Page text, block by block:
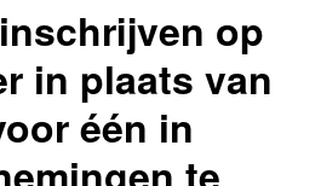
op
in plaats van
één in